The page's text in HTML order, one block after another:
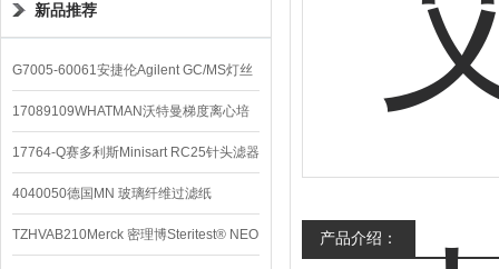
新品推荐
G7005-60061安捷伦Agilent GC/MS灯丝
配件
17089109WHATMAN沃特曼梯度离心培
养基
17764-Q赛多利斯Minisart RC25针头滤器
4040050德国MN 玻璃纤维过滤纸
TZHVAB210Merck 密理博Steritest® NEO 产品介绍：